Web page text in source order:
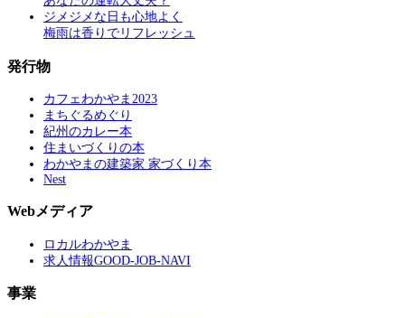
ジメジメな日も心地よく
梅雨は香りでリフレッシュ
発行物
カフェわかやま2023
まちぐるめぐり
紀州のカレー本
住まいづくりの本
わかやまの建築家 家づくり本
Nest
Webメディア
ロカルわかやま
求人情報GOOD-JOB-NAVI
事業